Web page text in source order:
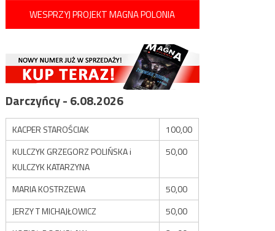
WESPRZYJ PROJEKT MAGNA POLONIA
Darczyńcy - 6.08.2026
KACPER STAROŚCIAK
100,00
KULCZYK GRZEGORZ POLIŃSKA i
KULCZYK KATARZYNA
50,00
MARIA KOSTRZEWA
50,00
JERZY T MICHAJŁOWICZ
50,00